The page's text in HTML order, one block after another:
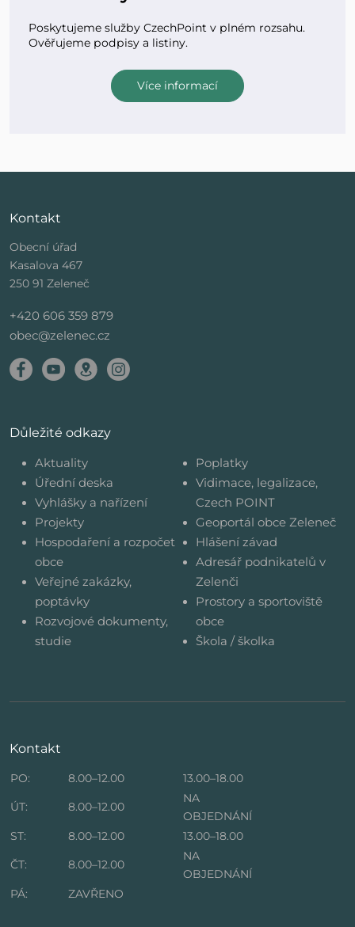
Poskytujeme služby CzechPoint v plném rozsahu.
Ověřujeme podpisy a listiny.
Více informací
Kontakt
Obecní úřad
Kasalova 467
250 91 Zeleneč
+420 606 359 879
obec@zelenec.cz
Důležité odkazy
Aktuality
Úřední deska
Vyhlášky a nařízení
Projekty
Hospodaření a rozpočet
obce
Veřejné zakázky,
poptávky
Rozvojové dokumenty,
studie
Poplatky
Vidimace, legalizace,
Czech POINT
Geoportál obce Zeleneč
Hlášení závad
Adresář podnikatelů v
Zelenči
Prostory a sportoviště
obce
Škola / školka
Kontakt
PO: 8.00–12.00
13.00–18.00
ÚT:
8.00–12.00
NA
OBJEDNÁNÍ
ST:
8.00–12.00
13.00–18.00
ČT:
8.00–12.00
NA
OBJEDNÁNÍ
PÁ:
ZAVŘENO